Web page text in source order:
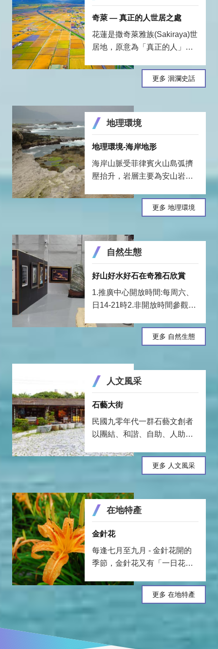
著稱，故有「富里」之稱。
奇萊 — 真正的人世居之處
花蓮是撒奇萊雅族(Sakiraya)世
居地，原意為「真正的人」。
為地名，以諧音kiray「奇萊」
稱呼，因此其居住地就被稱為
鄉、花蓮市、吉安鄉一帶。
更多 洄瀾史話
地理環境
地理環境-海岸地形
海岸山脈受菲律賓火山島弧擠
壓抬升，岩層主要為安山岩、
碎屑沉積的白色凝灰岩，經強
烈風浪積年累月沖刷，形成海
更多 地理環境
自然生態
好山好水好石在奇雅石欣賞
1.推廣中心開放時間:每周六、
日14-21時2.非開放時間參觀預
事)3.停車資訊:推廣中心 左右兩
側都有大型停車場遊覽車停車
了解一下賞石文化，我們先來
理解一下文化的概念。文化就
某個地區的人類生活要素形態
的統稱。就像我們吃飯用筷
子，吃飯的 ...更多
更多 自然生態
人文風采
石藝大街
民國九零年代一群石藝文創者
以團結、和諧、自助、人助、
縣手工藝協會」，並在鐵路醫
院舊址成立「石藝大街」，成
氣，當地的石來運轉建築繼而
成為著名地標。
更多 人文風采
在地特產
金針花
每逢七月至九月 - 金針花開的
季節，金針花又有「一日花」
一天，隔天清晨就是花苞綻放
的時候，能夠品嚐到這些美味
更多 在地特產